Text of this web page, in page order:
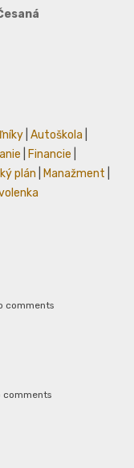
Autoškola
Financie
plán Manažment
comments
comments